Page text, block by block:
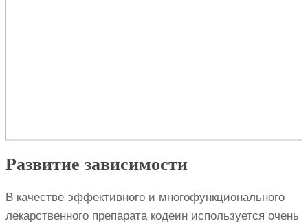
Развитие зависимости
В качестве эффективного и многофункционального
лекарственного препарата кодеин используется очень